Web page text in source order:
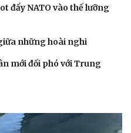
đẩy NATO vào thế lưỡng
những hoài nghi
mới đối phó với Trung